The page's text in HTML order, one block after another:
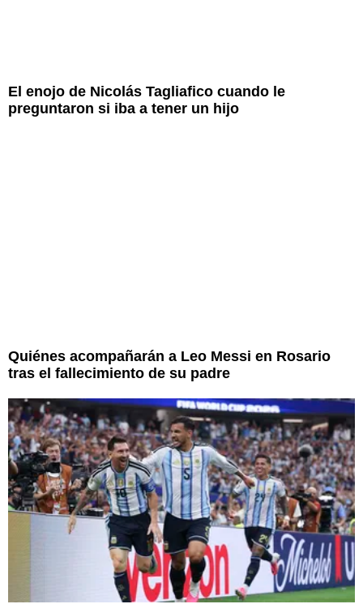
El enojo de Nicolás Tagliafico cuando le
preguntaron si iba a tener un hijo
Quiénes acompañarán a Leo Messi en Rosario
tras el fallecimiento de su padre